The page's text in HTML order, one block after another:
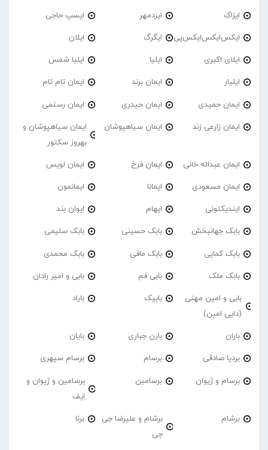
ایزاک ایزدمهر ایسپ حاجی
ایکس‌ایکس‌ایکس‌پی ایگرگ ایلان
ایلای اکبری ایلیا ایلیا شمس
ایلیار ایمان برند ایمان تام تام
ایمان حمیدی ایمان حیدری ایمان رستمی
ایمان زارعی زند ایمان سیاهپوشان
ایمان سیاهپوشان و
بهروز سکتور
ایمان عبداله خانی ایمان فرخ ایمان لویس
ایمان مسعودی ایمانا ایمانمون
ایندیکتونی ایهام ایوان بند
بابک جهانبخش بابک حسینی بابک سلیمی
بابک کمایی بابک مافی بابک محمدی
بابک ملک بابی فم بابی و امیر رادان
بابی و امین مهنی
(دایی امین)
بابیک باراد
باران بارن جباری بایان
بردیا صادقی برسام برسام سپهری
برسام و ژیوان برسامین
برسامین و ژیوان و
اِیف
برشام
برشام و علیرضا جی
جی
برنا